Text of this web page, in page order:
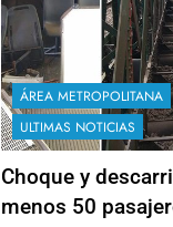
ÁREA METROPOLITANA
ULTIMAS NOTICIAS
Choque y
menos 50